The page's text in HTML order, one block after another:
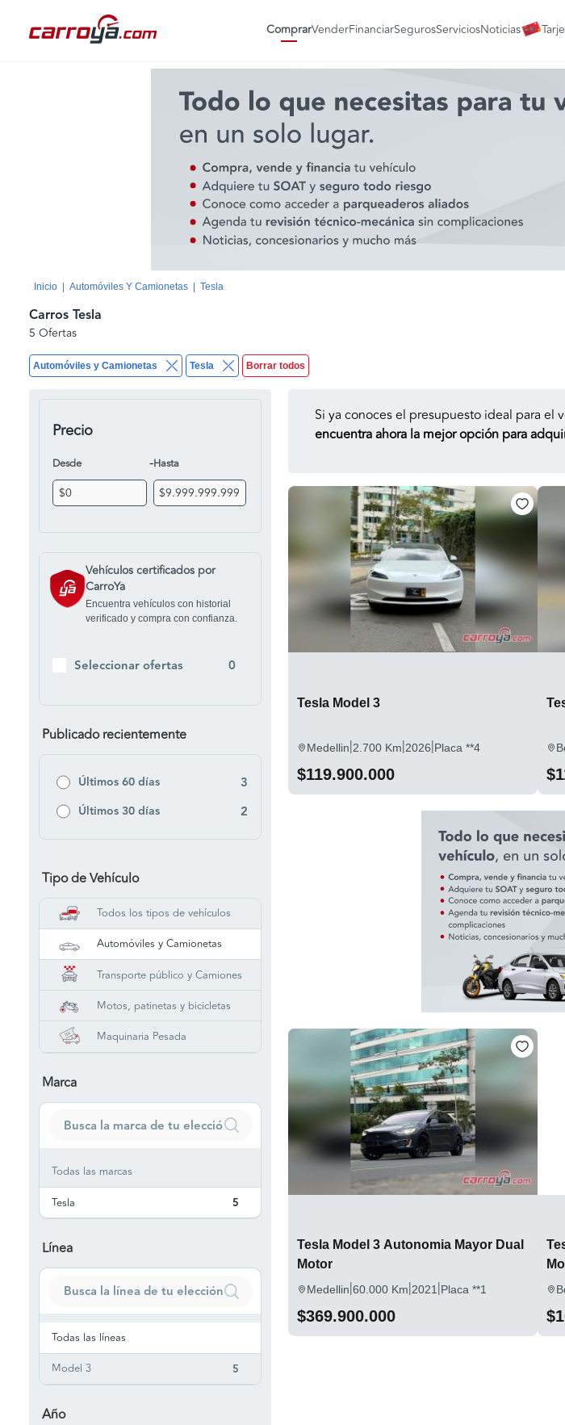
ComprarVenderFinanciarSegurosServiciosNoticias
Inicio Automóviles Y Camionetas Tesla
Automóviles y Camionetas Tesla Borrar todos
Carros Tesla
5 Ofertas
Precio
Desde -Hasta
Vehículos certificados por
CarroYa
Encuentra vehículos con historial
verificado y compra con confianza.
Seleccionar ofertas 0
Publicado recientemente
Últimos 60 días 3
Últimos 30 días 2
Tipo de Vehículo
Todos los tipos de vehículos
Automóviles y Camionetas
Transporte público y Camiones
Motos, patinetas y bicicletas
Maquinaria Pesada
Marca
Todas las marcas
Tesla
5
Línea
Todas las líneas
Model 3
5
Año
Si ya conoces el presupuesto ideal para el
encuentra ahora la mejor opción para
Tesla Model 3
Medellin|2.700 Km|2026|Placa **4
$119.900.000
Tesla Model 3 Autonomia Mayor Dual
Motor
Medellin|60.000 Km|2021 |Placa **1
$369.900.000